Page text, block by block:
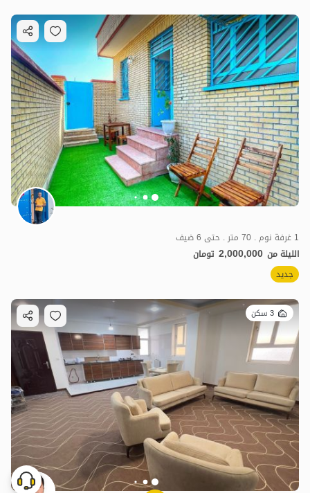
1 غرفة نوم . 70 متر . حتى 6 ضيف
الليلة من 2,000,000 تومان
جديد
3 سكن